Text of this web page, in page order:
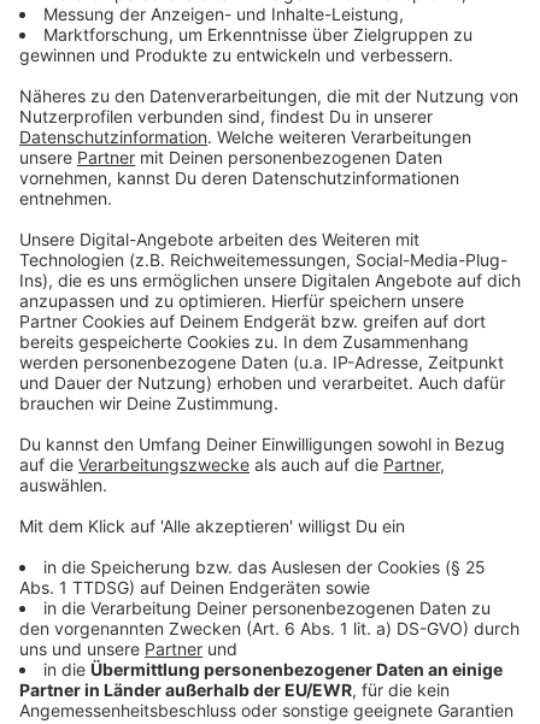
Anzeige
Parkgebühr auf allen Plätzen: 4 Euro
P1 - P2:Einfahrt Bussardweg
P3 - P6: Einfahrt Falkenstraße
Von dort sind es ca. 1,5 km zu Fuß zum
Konzertgelände
Park & Ride Parkplatz , Gigaset Firmengelände,
Siemensstraße 32, 46395 Bocholt (von dort aus
Pendelbus von 15.00 - 19.40 Uhr im ca. 20 min Takt
zum Kreisverkehr am Stadion) - kostenlos für
Konzertbesucher
Behindertenparkplätze
Am Hünting“/ Ecke
Anzeige
Anreise mit öffentlichen Verkehrsmitteln
Anzeige